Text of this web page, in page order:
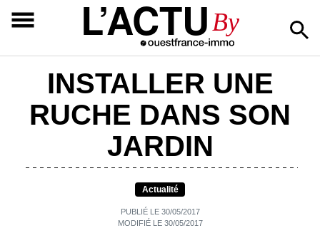
L’ACTUBy
INSTALLER UNE
RUCHE DANS SON
JARDIN
Actualité
PUBLIÉ LE 30/05/2017
MODIFIÉ LE 30/05/2017